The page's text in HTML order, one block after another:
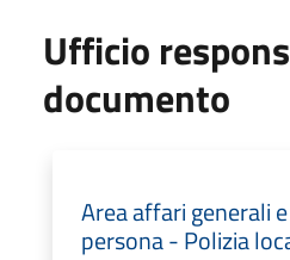
Ufficio
documento
Area affari generali
persona - Polizia